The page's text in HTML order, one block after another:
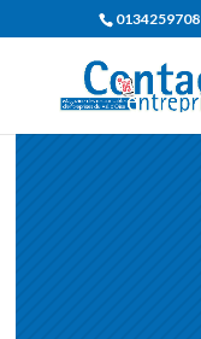
0134259708